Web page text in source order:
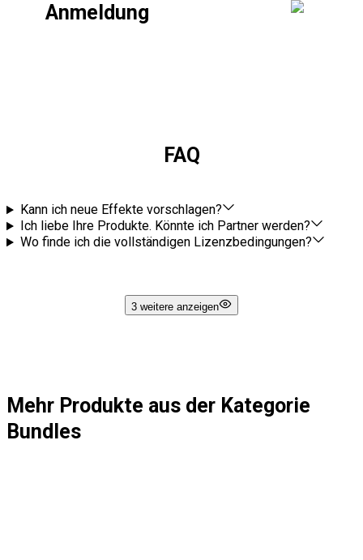
Anmeldung
FAQ
Kann ich neue Effekte vorschlagen?
Ich liebe Ihre Produkte. Könnte ich Partner werden?
Wo finde ich die vollständigen Lizenzbedingungen?
3 weitere anzeigen
Mehr Produkte aus der Kategorie
Bundles